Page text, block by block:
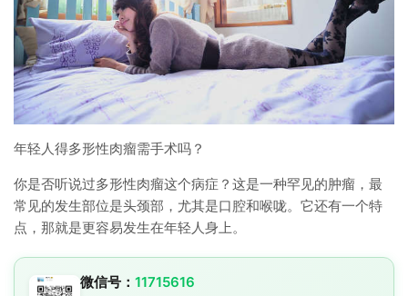
年轻人得多形性肉瘤需手术吗？
你是否听说过多形性肉瘤这个病症？这是一种罕见的肿瘤，最
常见的发生部位是头颈部，尤其是口腔和喉咙。它还有一个特
点，那就是更容易发生在年轻人身上。
微信号： 11715616